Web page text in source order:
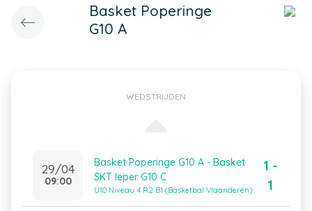
Basket Poperinge
G10 A
WEDSTRIJDEN
29/04
09:00
Basket Poperinge G10 A - Basket
SKT Ieper G10 C
U10 Niveau 4 R2 B1 (Basketbal Vlaanderen)
1 -
1